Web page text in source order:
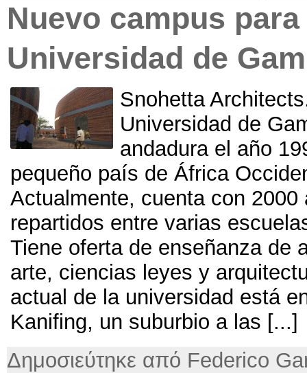
Nuevo campus
Universidad de
Snohetta
Universidad de
andadura el año
pequeño país de África
Actualmente, cuenta con 2000
repartidos entre varias
Tiene oferta de enseñanza de
arte, ciencias leyes y
actual de la universidad está
Kanifing, un suburbio a las [...]
Δημοσιεύτηκε από Federico